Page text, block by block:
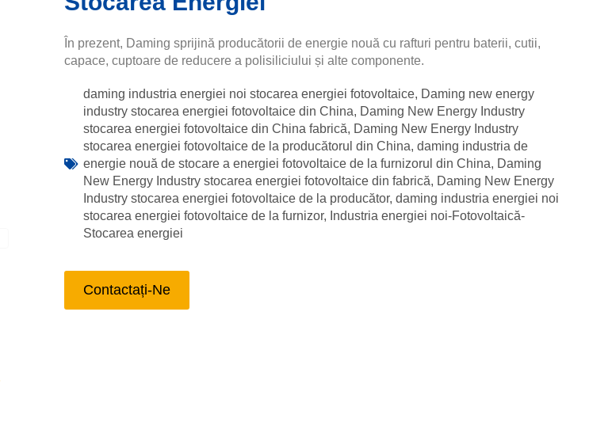
În prezent, Daming sprijină producătorii de energie nouă cu rafturi pentru baterii, cutii,
capace, cuptoare de reducere a polisiliciului și alte componente.
daming industria energiei noi stocarea energiei fotovoltaice, Daming new energy
industry stocarea energiei fotovoltaice din China, Daming New Energy Industry
stocarea energiei fotovoltaice din China fabrică, Daming New Energy Industry
stocarea energiei fotovoltaice de la producătorul din China, daming industria de
energie nouă de stocare a energiei fotovoltaice de la furnizorul din China, Daming
New Energy Industry stocarea energiei fotovoltaice din fabrică, Daming New Energy
Industry stocarea energiei fotovoltaice de la producător, daming industria energiei noi
stocarea energiei fotovoltaice de la furnizor, Industria energiei noi-Fotovoltaică-
Stocarea energiei
Contactați-Ne